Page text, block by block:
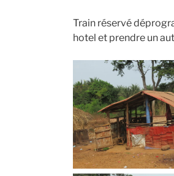
Train réservé
hotel et prendre un